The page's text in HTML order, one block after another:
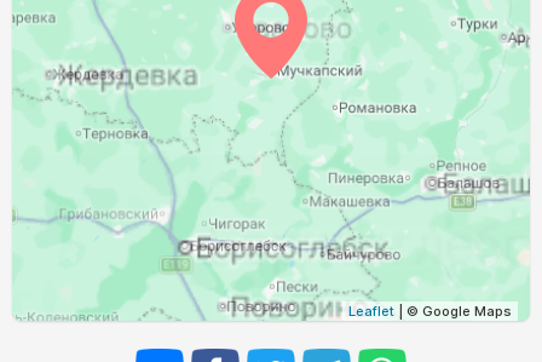
Leaflet | © Google Maps